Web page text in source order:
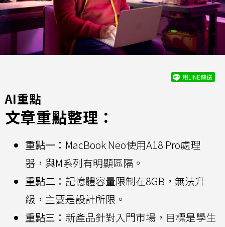
用LINE傳送
AI重點
文章重點整理：
重點一： MacBook Neo使用A18 Pro處理
器，與M系列有明顯區隔。
重點二： 記憶體容量限制在8GB，無法升
級，主要是設計所限。
重點三： 新產品針對入門市場，目標是學生